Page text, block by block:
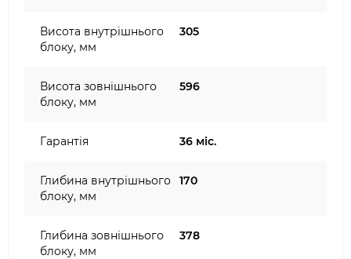
Висота внутрішнього
блоку, мм
305
Висота зовнішнього
блоку, мм
596
Гарантія 36 міс.
Глибина внутрішнього
блоку, мм
170
Глибина зовнішнього
блоку, мм
378